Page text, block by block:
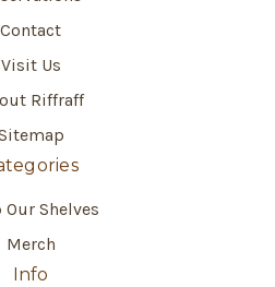
Contact
Visit Us
Riffraff
Our Shelves
Merch
Info